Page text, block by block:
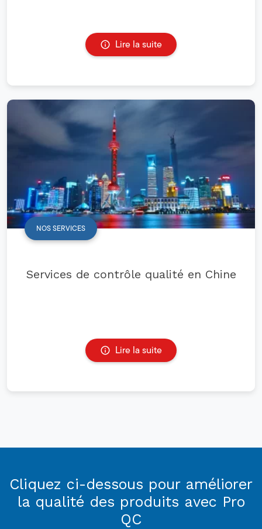
Lire la suite
NOS SERVICES
Services de contrôle qualité en Chine
Lire la suite
Cliquez ci-dessous pour améliorer
la qualité des produits avec Pro
QC